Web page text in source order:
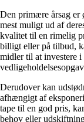
Den primære årsag er
mest muligt ud af
kvalitet til en rimelig
billigt eller på tilbud,
midler til at investere
Derudover kan
afhængigt af
tape til en god pris,
behov eller